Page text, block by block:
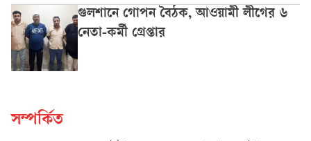
গুলশানে গোপন বৈঠক, আওয়ামী লীগের ৬
নেতা-কর্মী গ্রেপ্তার
সম্পর্কিত